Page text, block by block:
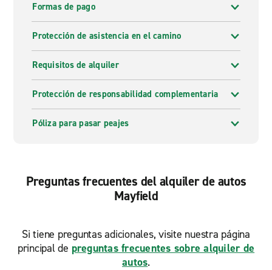
Formas de pago
Protección de asistencia en el camino
Requisitos de alquiler
Protección de responsabilidad complementaria
Póliza para pasar peajes
Preguntas frecuentes del alquiler de autos
Mayfield
Si tiene preguntas adicionales, visite nuestra página
principal de preguntas frecuentes sobre alquiler de
autos.